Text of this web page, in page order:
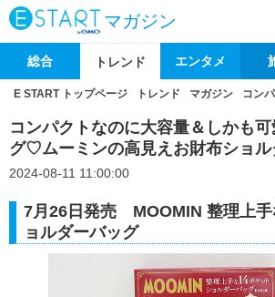
マガジン
総合 トレンド エンタメ
E START トップページ トレンド マガジン コン
コンパクトなのに大容量＆しかも
グ♡ムーミンの高見えお財布ショル
2024-08-11 11:00:00
7月26日発売 MOOMIN 整理上手
ョルダーバッグ